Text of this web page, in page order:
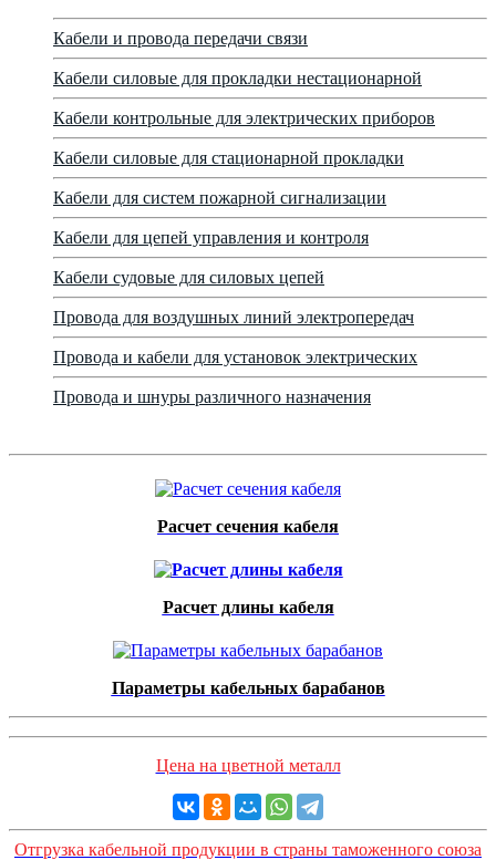
Кабели и провода передачи связи
Кабели силовые для прокладки нестационарной
Кабели контрольные для электрических приборов
Кабели силовые для стационарной прокладки
Кабели для систем пожарной сигнализации
Кабели для цепей управления и контроля
Кабели судовые для силовых цепей
Провода для воздушных линий электропередач
Провода и кабели для установок электрических
Провода и шнуры различного назначения
Расчет сечения кабеля
Расчет длины кабеля
Параметры кабельных барабанов
Цена на цветной металл
Отгрузка кабельной продукции в страны таможенного союза